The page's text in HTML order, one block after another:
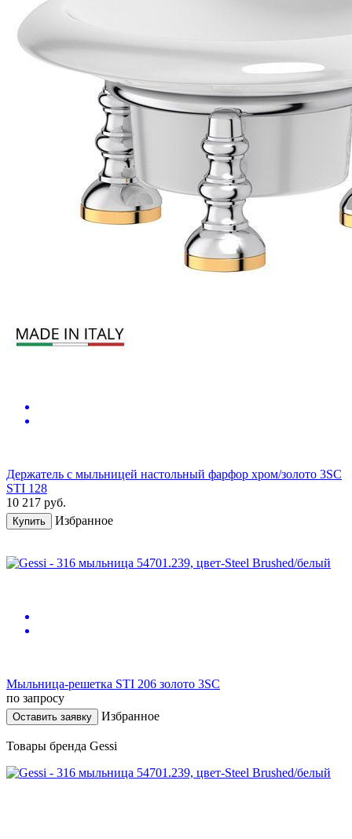
Держатель с мыльницей настольный фарфор хром/золото 3SC
STI 128
10 217 руб.
Купить Избранное
Мыльница-решетка STI 206 золото 3SC
по запросу
Оставить заявку Избранное
Товары бренда Gessi